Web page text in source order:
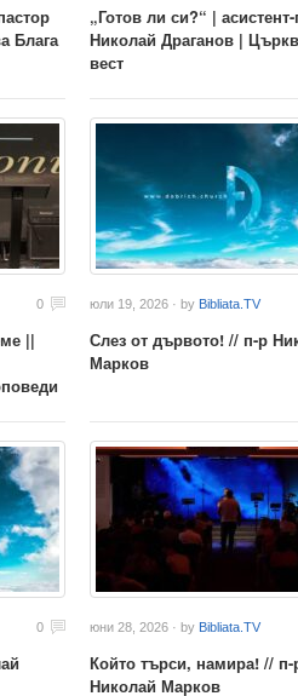
Блага
„Готов ли си?“ |
Николай Драганов |
вест
0
||
юли 19, 2026 · by Bibliata.TV
Слез от дървото! // п-р
Марков
0 юни 28, 2026 · by Bibliata.TV
Който търси, намира! // п-
Николай Марков